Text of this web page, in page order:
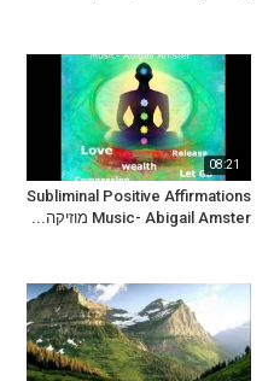
08:21
Subliminal Positive Affirmations
Music- Abigail Amster מוזיקה...